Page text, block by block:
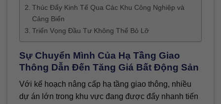
Thúc Đẩy Kinh Tế Qua Các Khu Công Nghiệp và
Cảng Biển
Triển Vọng Đầu Tư Không Thể Bỏ Lỡ
Sự Chuyển Mình Của Hạ Tầng Giao
Thông Dẫn Đến Tăng Giá Bất Động Sản
Với kế hoạch nâng cấp hạ tầng giao thông, nhiều
dự án lớn trong khu vực đang được đẩy nhanh tiến